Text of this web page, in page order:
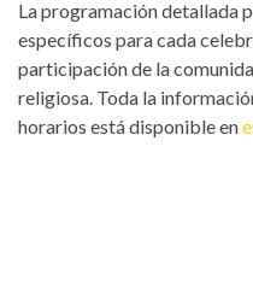
La programación detallada
específicos para cada
participación de la
religiosa. Toda la
horarios está disponible en